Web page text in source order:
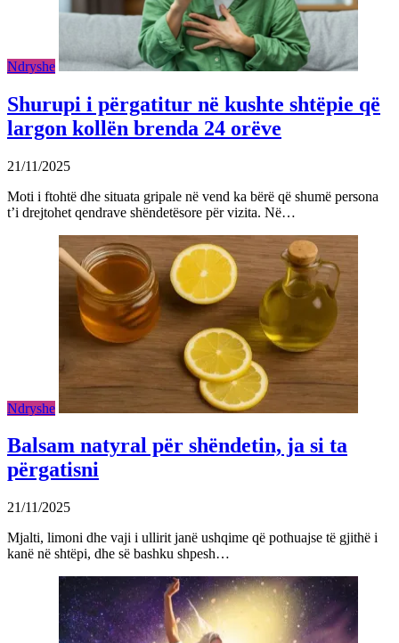
Ndryshe
Shurupi i përgatitur në kushte shtëpie që
largon kollën brenda 24 orëve
21/11/2025
Moti i ftohtë dhe situata gripale në vend ka bërë që shumë persona
t’i drejtohet qendrave shëndetësore për vizita. Në…
Ndryshe
Balsam natyral për shëndetin, ja si ta
përgatisni
21/11/2025
Mjalti, limoni dhe vaji i ullirit janë ushqime që pothuajse të gjithë i
kanë në shtëpi, dhe së bashku shpesh…